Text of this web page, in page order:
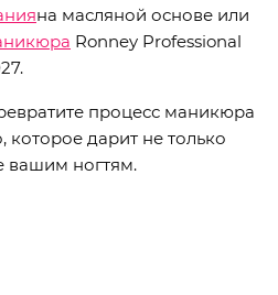
на масляной основе или
Ronney Professional
процесс маникюра
которое дарит не только
вашим ногтям.